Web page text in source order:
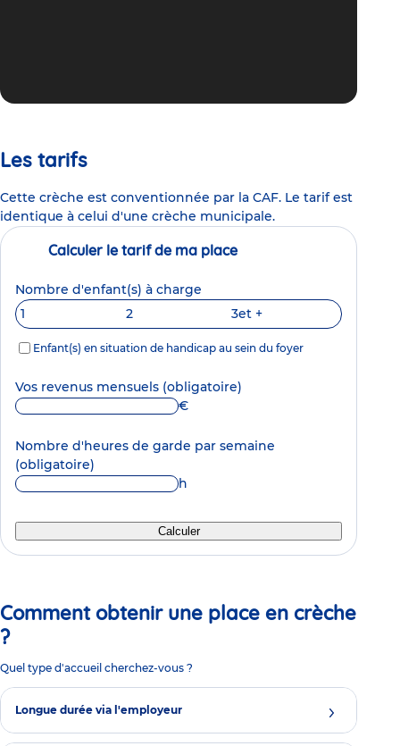
Les tarifs
Cette crèche est conventionnée par la CAF. Le tarif est
identique à celui d'une crèche municipale.
Calculer le tarif de ma place
Nombre d'enfant(s) à charge
1
2 3et +
Enfant(s) en situation de handicap au sein du foyer
Vos revenus mensuels (obligatoire)
€
Nombre d'heures de garde par semaine
(obligatoire)
h
Calculer
Comment obtenir une place en crèche
?
Quel type d'accueil cherchez-vous ?
Longue durée via l'employeur